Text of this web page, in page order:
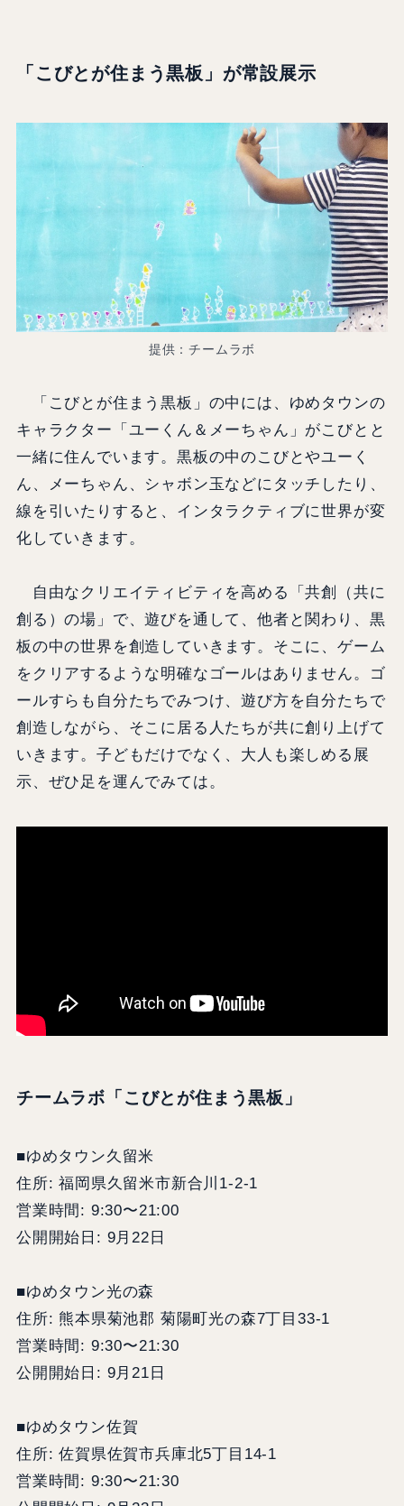
「こびとが住まう黒板」が常設展示
提供：チームラボ
「こびとが住まう黒板」の中には、ゆめタウンの
キャラクター「ユーくん＆メーちゃん」がこびとと
一緒に住んでいます。黒板の中のこびとやユーく
ん、メーちゃん、シャボン玉などにタッチしたり、
線を引いたりすると、インタラクティブに世界が変
化していきます。
自由なクリエイティビティを高める「共創（共に
創る）の場」で、遊びを通して、他者と関わり、黒
板の中の世界を創造していきます。そこに、ゲーム
をクリアするような明確なゴールはありません。ゴ
ールすらも自分たちでみつけ、遊び方を自分たちで
創造しながら、そこに居る人たちが共に創り上げて
いきます。子どもだけでなく、大人も楽しめる展
示、ぜひ足を運んでみては。
チームラボ「こびとが住まう黒板」
■ゆめタウン久留米
住所: 福岡県久留米市新合川1-2-1
営業時間: 9:30〜21:00
公開開始日: 9月22日
■ゆめタウン光の森
住所: 熊本県菊池郡 菊陽町光の森7丁目33-1
営業時間: 9:30〜21:30
公開開始日: 9月21日
■ゆめタウン佐賀
住所: 佐賀県佐賀市兵庫北5丁目14-1
営業時間: 9:30〜21:30